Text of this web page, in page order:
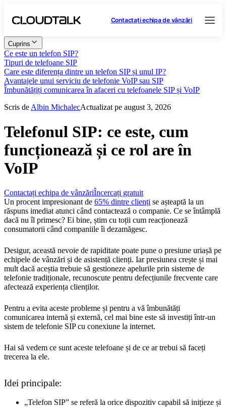
Contactați echipa de vânzări
Cuprins
Ce este un telefon SIP?
Tipuri de telefoane SIP
Care este diferența dintre un telefon SIP și unul IP?
Avantajele unui serviciu de telefonie VoIP sau SIP
Îmbunătățiți comunicarea în afaceri cu telefoanele SIP și VoIP
Scris de Albin MichalecActualizat pe august 3, 2026
Telefonul SIP: ce este, cum
funcționează și ce rol are în
VoIP
Contactați echipa de vânzăriÎncercați gratuit
Un procent impresionant de 65% dintre clienți se așteaptă la un
răspuns imediat atunci când contactează o companie. Ce se întâmplă
dacă nu îl primesc? Ei bine, știm cu toții cum reacționează
consumatorii când companiile îi dezamăgesc.
Desigur, această nevoie de rapiditate poate pune o presiune uriașă pe
echipele de vânzări și de asistență clienți. Iar presiunea crește și mai
mult dacă aceștia trebuie să gestioneze apelurile prin sisteme de
telefonie tradiționale, recunoscute pentru defecțiunile frecvente care
afectează experiența clienților.
Pentru a evita aceste probleme și pentru a vă îmbunătăți
comunicarea internă și externă, cel mai bine este să investiți într-un
sistem de telefonie SIP cu conexiune la internet.
Hai să vedem ce sunt aceste telefoane și de ce ar trebui să faceți
trecerea la ele.
Idei principale:
„Telefon SIP” se referă la orice dispozitiv capabil să inițieze și